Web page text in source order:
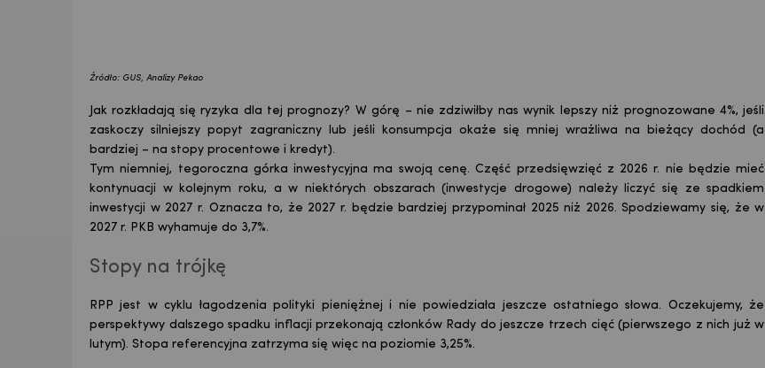
Źródło: GUS, Analizy Pekao
Jak rozkładają się ryzyka dla tej prognozy? W górę – nie zdziwiłby nas wynik lepszy niż prognozowane 4%, jeśli
zaskoczy silniejszy popyt zagraniczny lub jeśli konsumpcja okaże się mniej wrażliwa na bieżący dochód (a
bardziej – na stopy procentowe i kredyt).
Tym niemniej, tegoroczna górka inwestycyjna ma swoją cenę. Część przedsięwzięć z 2026 r. nie będzie mieć
kontynuacji w kolejnym roku, a w niektórych obszarach (inwestycje drogowe) należy liczyć się ze spadkiem
inwestycji w 2027 r. Oznacza to, że 2027 r. będzie bardziej przypominał 2025 niż 2026. Spodziewamy się, że w
2027 r. PKB wyhamuje do 3,7%.
Stopy na trójkę
RPP jest w cyklu łagodzenia polityki pieniężnej i nie powiedziała jeszcze ostatniego słowa. Oczekujemy, że
perspektywy dalszego spadku inflacji przekonają członków Rady do jeszcze trzech cięć (pierwszego z nich już w
lutym). Stopa referencyjna zatrzyma się więc na poziomie 3,25%.